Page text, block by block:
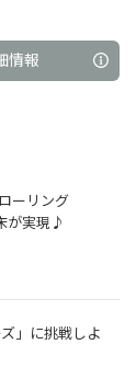
情報
ーリング
が実現♪
」に挑戦しよ